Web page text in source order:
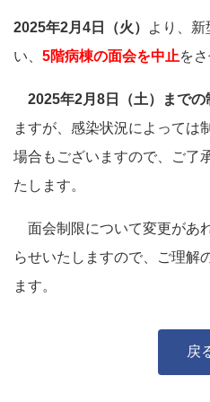
2025年2月4日（火）
より、
い、 5階病棟の面会を中止を
2025年2月8日（土）までの
ますが、感染状況によっては
場合もございますので、ご了
たします。
面会制限について変更があ
らせいたしますので、ご理解
ます。
戻